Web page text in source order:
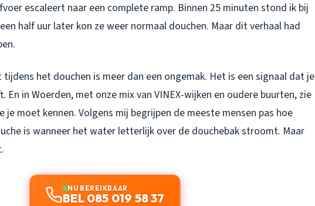
escaleert naar een complete ramp. Binnen 25 minuten stond ik bij
half uur later kon ze weer normaal douchen. Maar dit verhaal had
het douchen is meer dan een ongemak. Het is een signaal dat je
En in Woerden, met onze mix van VINEX-wijken en oudere buurten, zie
je moet kennen. Volgens mij begrijpen de meeste mensen pas hoe
is wanneer het water letterlijk over de douchebak stroomt. Maar
NU BEREIKBAAR
BEL 085 019 58 37